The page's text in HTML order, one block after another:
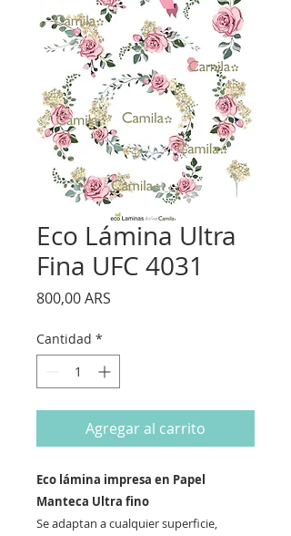
Eco Lámina Ultra
Fina UFC 4031
800,00 ARS
Cantidad *
Agregar al carrito
Eco lámina impresa en Papel
Manteca Ultra fino
Se adaptan a cualquier superficie,